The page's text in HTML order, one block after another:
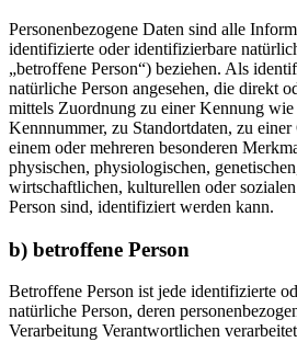
Personenbezogene Daten sind alle
identifizierte oder identifizierbare
„betroffene Person“) beziehen. Als
natürliche Person angesehen, die direkt
mittels Zuordnung zu einer Kennung
Kennnummer, zu Standortdaten, zu
einem oder mehreren besonderen
physischen, physiologischen,
wirtschaftlichen, kulturellen oder
Person sind, identifiziert werden kann.
b) betroffene Person
Betroffene Person ist jede identifizierte
natürliche Person, deren
Verarbeitung Verantwortlichen